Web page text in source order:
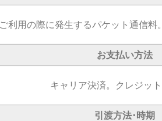
利用の際に発生するパケット通信料
お支払い方法
キャリア決済。クレジット
引渡方法･時期